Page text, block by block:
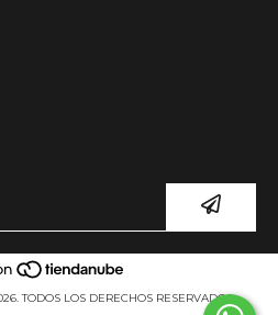
TODOS LOS DERECHOS RESERVADOS.